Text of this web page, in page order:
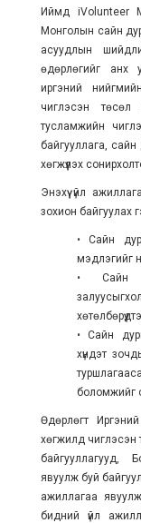
Иймд iVolunteer
Монголын сайн
асуудлын
өдөрлөгийг анх
иргэний
чиглэсэн төсөл
тусламжийн
байгууллага,
хөгжүүлэх
Энэхүү үйл
зохион байгуулах
• Сайн
мэдлэгийг
• Сайн
• Сайн
хүндэт
боломжийг
Өдөрлөгт
хөгжилд чиглэсэн
байгууллагууд,
явуулж буй
ажиллагаа
бидний үйл